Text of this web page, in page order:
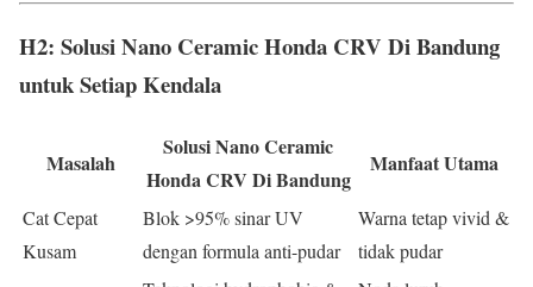
H2: SolusiNano Ceramic Honda CRV Di Bandung
untuk Setiap Kendala
Masalah
Solusi Nano Ceramic
Honda CRV Di Bandung
Manfaat Utama
Cat Cepat
Kusam
Blok >95% sinar UV
dengan formula anti-pudar
Warna tetap vivid &
tidak pudar